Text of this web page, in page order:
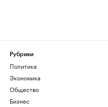
Рубрики
Политика
Экономика
Общество
Бизнес